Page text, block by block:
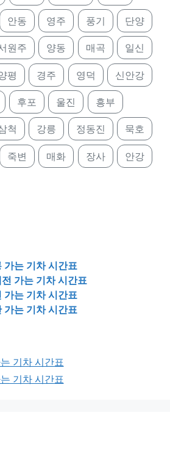
안동 영주 풍기 단양
원주 양동 매곡 일신
평 경주 영덕 신안강
후포 울진 흥부
척 강릉 정동진 묵호
죽변 매화 장사 안강
가는 기차 시간표
가는 기차 시간표
가는 기차 시간표
가는 기차 시간표
기차 시간표
기차 시간표